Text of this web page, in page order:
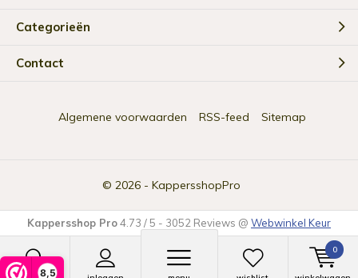
8,5
0
Categorieën
Contact
© 2026 - KappersshopPro
Algemene voorwaarden RSS-feed Sitemap
Kappersshop Pro4.73 /5 - 3052 Reviews @ Webwinkel Keur